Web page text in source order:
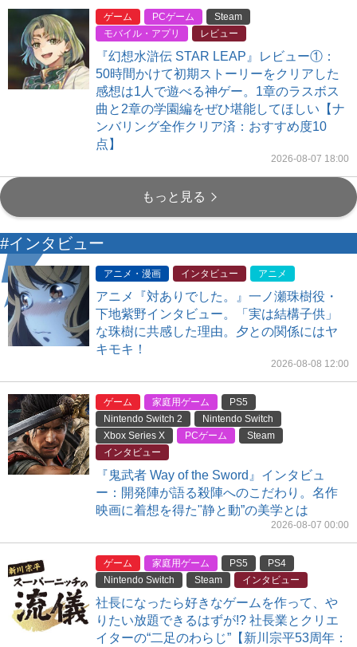
ゲーム PCゲーム
Steam
モバイル・アプリ
レビュー
『幻想水滸伝 STAR LEAP』レビュー①：
50時間かけて初期ストーリーをクリアした
感想は1人で遊べる神ゲー。1章のラスボス
曲と2章の学園編をぜひ堪能してほしい【ナ
ンバリング全作クリア済：おすすめ度10
点】
2026-08-07 18:00
もっと見る
#インタビュー
アニメ・漫画 インタビュー アニメ
アニメ『対ありでした。』一ノ瀬珠樹役・
下地紫野インタビュー。「実は結構子供」
な珠樹に共感した理由。夕との関係にはヤ
キモキ！
2026-08-08 12:00
ゲーム 家庭用ゲーム
PS5
Nintendo Switch 2
Nintendo Switch
Xbox Series X
PCゲーム
Steam
インタビュー
『鬼武者 Way of the Sword』インタビュ
ー：開発陣が語る殺陣へのこだわり。名作
映画に着想を得た"静と動”の美学とは
2026-08-07 00:00
ゲーム 家庭用ゲーム PS5
PS4
Nintendo Switch
Steam インタビュー
社長になったら好きなゲームを作って、や
りたい放題できるはずが!? 社長業とクリエ
イターの“二足のわらじ”【新川宗平53周年：